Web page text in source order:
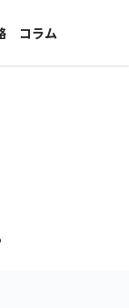
コラム
インタビュー